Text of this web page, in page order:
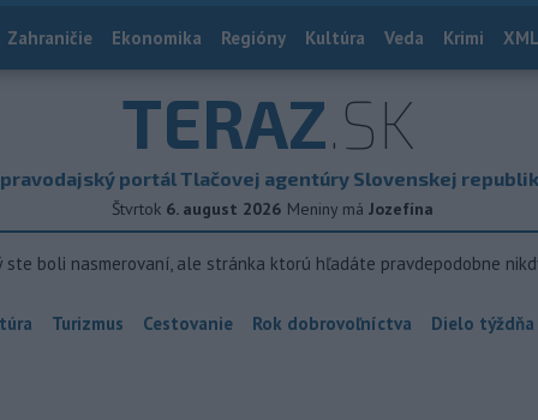
Zahraničie Ekonomika Regióny Kultúra Veda Krimi
TERAZ.SK
portál Tlačovej agentúry Slovenskej
Štvrtok 6. august 2026 Meniny má Jozefína
ste boli nasmerovaní, ale stránka ktorú hľadáte pravdepodobne
Turizmus Cestovanie Rok dobrovoľníctva Dielo týždňa